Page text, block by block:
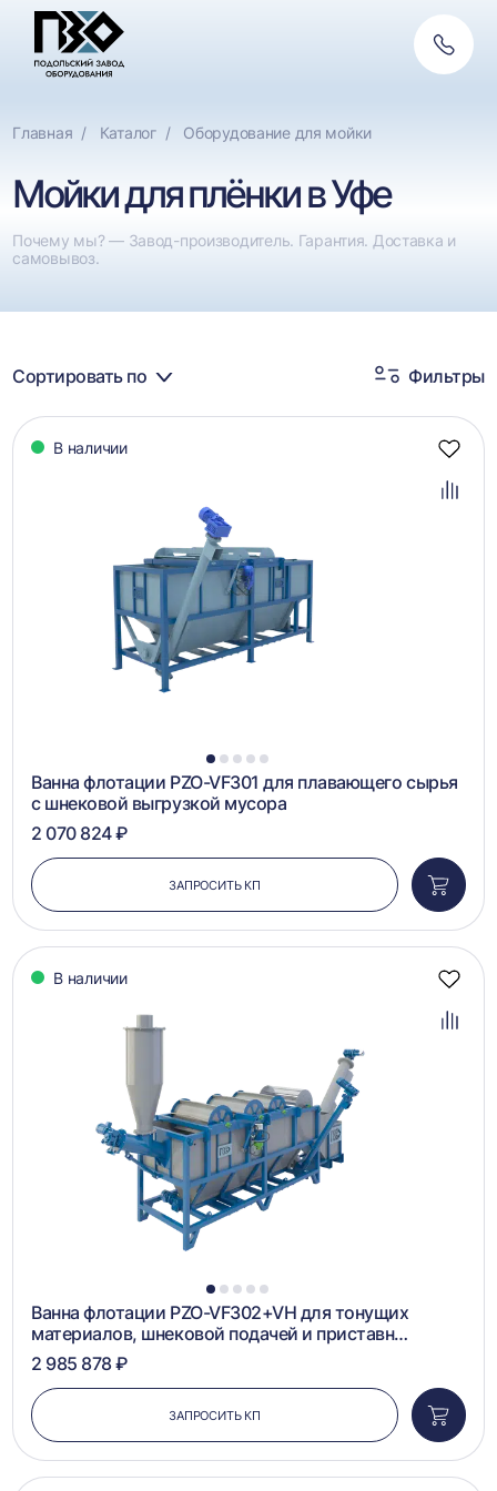
связь
Главная Каталог Оборудование для мойки
Мойки для плёнки в Уфе
Почему мы? — Завод-производитель. Гарантия. Доставка и
самовывоз.
Сортировать по Фильтры
Каталог
товаров
В наличии
1 2 3 4 5
Ванна флотации PZO-VF301 для плавающего сырья
с шнековой выгрузкой мусора
2 070 824 ₽
ЗАПРОСИТЬ КП
в
В наличии
1 2 3 4 5
Ванна флотации PZO-VF302+VH для тонущих
материалов, шнековой подачей и приставн…
2 985 878 ₽
ЗАПРОСИТЬ КП
в
Фильтры
назначению Сбросить
Мойки для ПЭТ